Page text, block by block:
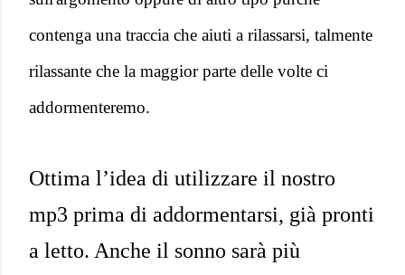
contenga una traccia che aiuti a rilassarsi, talmente
rilassante che la maggior parte delle volte ci
addormenteremo.
Ottima l’idea di utilizzare il nostro
mp3 prima di addormentarsi, già pronti
a letto. Anche il sonno sarà più